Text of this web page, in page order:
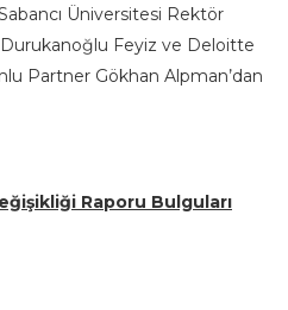
Üniversitesi Rektör
Durukanoğlu Feyiz ve Deloitte
Partner Gökhan Alpman’dan
Raporu Bulguları